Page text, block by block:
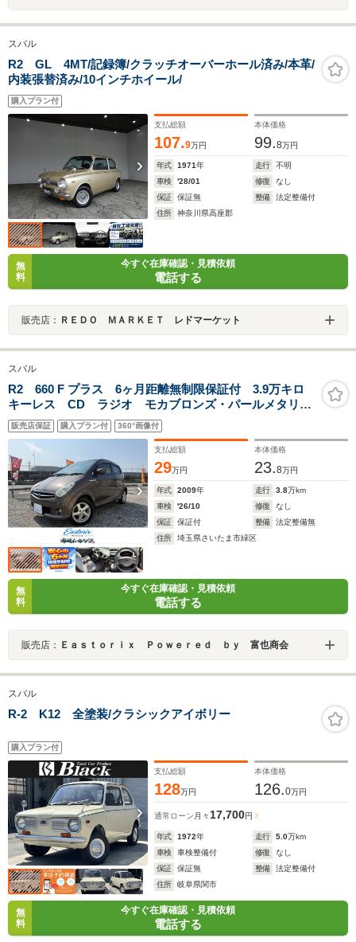
スバル
R2 GL 4MT/記録簿/クラッチオーバーホール済み/本革/
内装張替済み/10インチホイール/
購入プラン付
支払総額
107.9万円
本体価格
99.8万円
年式 1971年 走行
不明
車検
'28/01 修復
なし
保証
保証無 整備
法定整備付
住所
神奈川県高座郡
無
料
今すぐ在庫確認・見積依頼
電話する
販売店： ＲＥＤＯ ＭＡＲＫＥＴ レドマーケット
スバル
R2 660 F プラス 6ヶ月距離無制限保証付 3.9万キロ
キーレス CD ラジオ モカブロンズ・パールメタリッ
ク 14インチアルミホイール
販売店保証 購入プラン付 360°画像付
支払総額
29万円
本体価格
23.8万円
年式 2009年 走行 3.8万km
車検
'26/10 修復
なし
保証
保証付 整備
法定整備無
住所
埼玉県さいたま市緑区
無
料
今すぐ在庫確認・見積依頼
電話する
販売店： Ｅａｓｔｏｒｉｘ Ｐｏｗｅｒｅｄ ｂｙ 富也商会
スバル
R-2 K12 全塗装/クラシックアイボリー
購入プラン付
支払総額
128万円
本体価格
126.0万円
通常ローン 月々17,700円
年式 1972年 走行 5.0万km
車検
車検整備付 修復
なし
保証
保証無 整備
法定整備付
住所
岐阜県関市
無
料
今すぐ在庫確認・見積依頼
電話する